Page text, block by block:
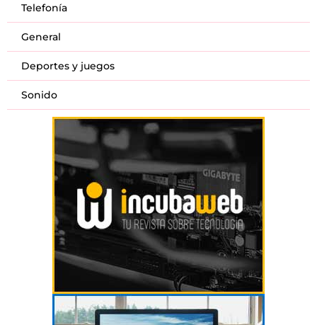
Telefonía
General
Deportes y juegos
Sonido